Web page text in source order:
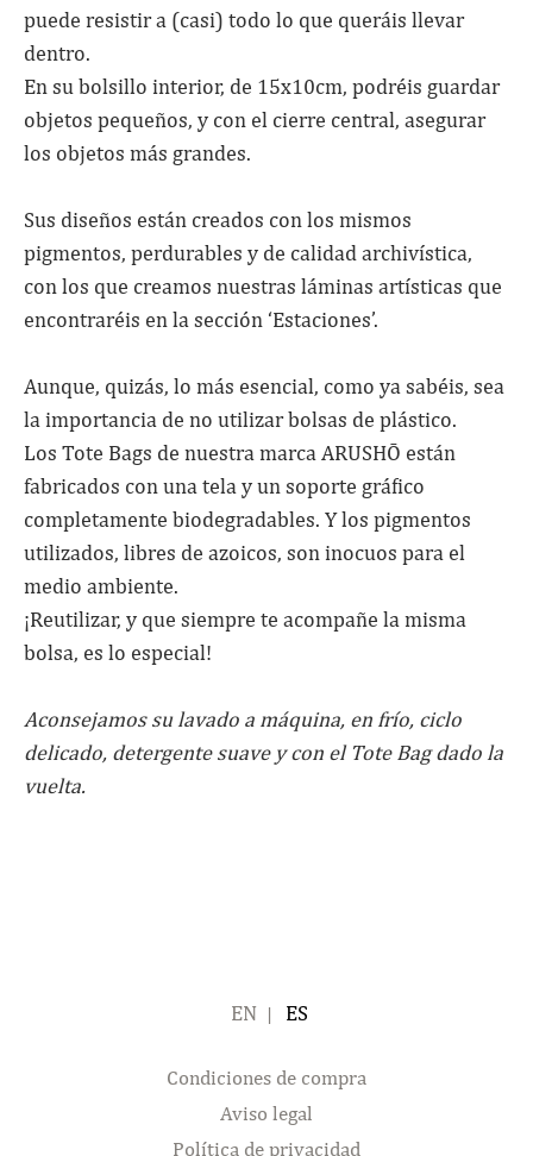
puede resistir a (casi) todo lo que queráis llevar
dentro.
En su bolsillo interior, de 15x10cm, podréis guardar
objetos pequeños, y con el cierre central, asegurar
los objetos más grandes.
Sus diseños están creados con los mismos
pigmentos, perdurables y de calidad archivística,
con los que creamos nuestras láminas artísticas que
encontraréis en la sección ‘Estaciones’.
Aunque, quizás, lo más esencial, como ya sabéis, sea
la importancia de no utilizar bolsas de plástico.
Los Tote Bags de nuestra marca ARUSHŌ están
fabricados con una tela y un soporte gráfico
completamente biodegradables. Y los pigmentos
utilizados, libres de azoicos, son inocuos para el
medio ambiente.
¡Reutilizar, y que siempre te acompañe la misma
bolsa, es lo especial!
Aconsejamos su lavado a máquina, en frío, ciclo
delicado, detergente suave y con el Tote Bag dado la
vuelta.
ENGLISHESPAÑOL
Condiciones de compra
Aviso legal
Política de privacidad